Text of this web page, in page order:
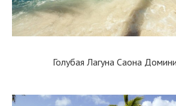
Голубая Лагуна Саона